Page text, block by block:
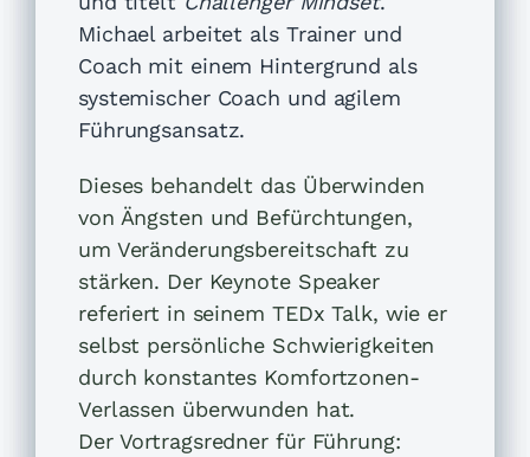
Michael arbeitet als Trainer und
Coach mit einem Hintergrund als
systemischer Coach und agilem
Führungsansatz.
Dieses behandelt das Überwinden
von Ängsten und Befürchtungen,
um Veränderungsbereitschaft zu
stärken. Der Keynote Speaker
referiert in seinem TEDx Talk, wie er
selbst persönliche Schwierigkeiten
durch konstantes Komfortzonen-
Verlassen überwunden hat.
Der Vortragsredner für Führung: